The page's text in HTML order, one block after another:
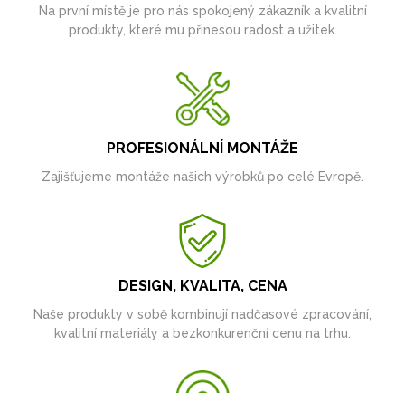
Na první místě je pro nás spokojený zákazník a kvalitní
produkty, které mu přinesou radost a užitek.
PROFESIONÁLNÍ MONTÁŽE
Zajišťujeme montáže našich výrobků po celé Evropě.
DESIGN, KVALITA, CENA
Naše produkty v sobě kombinují nadčasové zpracování,
kvalitní materiály a bezkonkurenční cenu na trhu.